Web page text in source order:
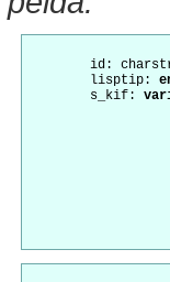
id:
        lisptip:
        s_kif: